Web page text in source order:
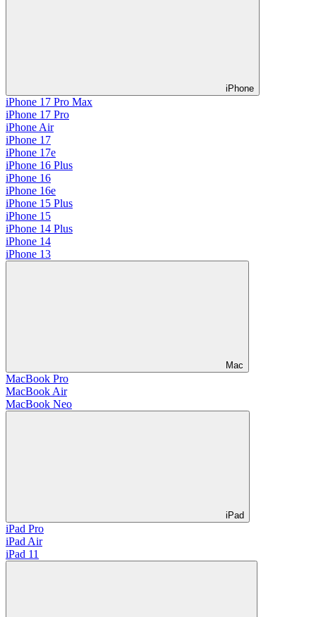
iPhone
iPhone 17 Pro Max
iPhone 17 Pro
iPhone Air
iPhone 17
iPhone 17e
iPhone 16 Plus
iPhone 16
iPhone 16e
iPhone 15 Plus
iPhone 15
iPhone 14 Plus
iPhone 14
iPhone 13
Mac
MacBook Pro
MacBook Air
MacBook Neo
iPad
iPad Pro
iPad Air
iPad 11